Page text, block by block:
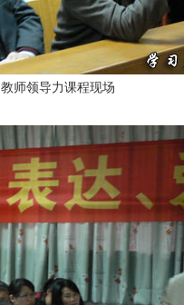
教师领导力课程现场